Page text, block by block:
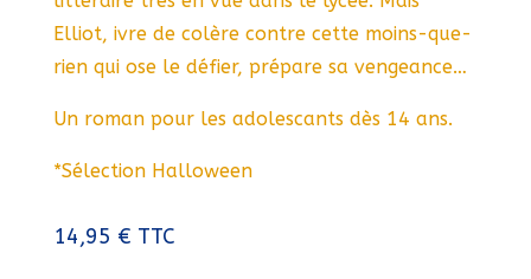
Elliot, ivre de colère contre cette moins-que-
rien qui ose le défier, prépare sa vengeance…
Un roman pour les adolescants dès 14 ans.
*Sélection Halloween
14,95 € TTC